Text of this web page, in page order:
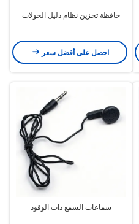
حافظة تخزين نظام دليل الجولات
احصل على أفضل سعر
سماعات السمع ذات الوقود